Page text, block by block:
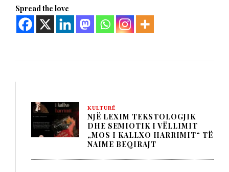
Spread the love
KULTURË
NJË LEXIM TEKSTOLOGJIK
DHE SEMIOTIK I VËLLIMIT
„MOS I KALLXO HARRIMIT“ TË
NAIME BEQIRAJT